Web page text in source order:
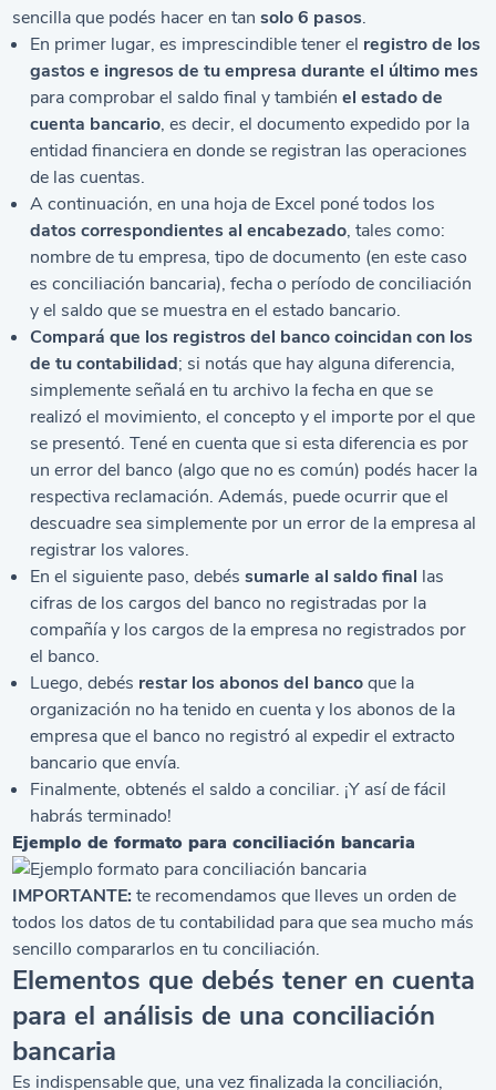
sencilla que podés hacer en tansolo 6 pasos.
En primer lugar, es imprescindible tener el registro de los
gastos e ingresos de tu empresa durante el último mes
para comprobar el saldo final y tambiénel estado de
cuenta bancario, es decir, el documento expedido por la
entidad financiera en donde se registran las operaciones
de las cuentas.
A continuación, en una hoja de Excel poné todos los
datos correspondientes al encabezado, tales como:
nombre de tu empresa, tipo de documento (en este caso
es conciliación bancaria), fecha o período de conciliación
y el saldo que se muestra en el estado bancario.
Compará que los registros del banco coincidan con los
de tu contabilidad; si notás que hay alguna diferencia,
simplemente señalá en tu archivo la fecha en que se
realizó el movimiento, el concepto y el importe por el que
se presentó. Tené en cuenta que si esta diferencia es por
un error del banco (algo que no es común) podés hacer la
respectiva reclamación. Además, puede ocurrir que el
descuadre sea simplemente por un error de la empresa al
registrar los valores.
En el siguiente paso, debéssumarle al saldo final las
cifras de los cargos del banco no registradas por la
compañía y los cargos de la empresa no registrados por
el banco.
Luego, debés restar los abonos del bancoque la
organización no ha tenido en cuenta y los abonos de la
empresa que el banco no registró al expedir el extracto
bancario que envía.
Finalmente, obtenés el saldo a conciliar. ¡Y así de fácil
habrás terminado!
Ejemplo de formato para conciliación bancaria
IMPORTANTE: te recomendamos que lleves un orden de
todos los datos de tu contabilidad para que sea mucho más
sencillo compararlos en tu conciliación.
Elementos que debés tener en cuenta
para el análisis de una conciliación
bancaria
Es indispensable que, una vez finalizada la conciliación,